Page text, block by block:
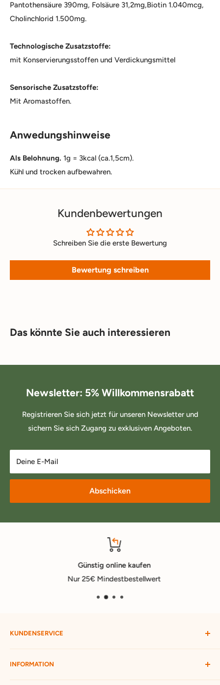
Pantothensäure 390mg, Folsäure 31,2mg,Biotin 1.040mcg,
Cholinchlorid 1.500mg.
Technologische Zusatzstoffe:
mit Konservierungsstoffen und Verdickungsmittel
Sensorische Zusatzstoffe:
Mit Aromastoffen.
Anwedungshinweise
Als Belohnung. 1g = 3kcal (ca.1,5cm).
Kühl und trocken aufbewahren.
Kundenbewertungen
Schreiben Sie die erste Bewertung
Bewertung schreiben
Das könnte Sie auch interessieren
Newsletter: 5% Willkommensrabatt
Registrieren Sie sich jetzt für unseren Newsletter und
sichern Sie sich Zugang zu exklusiven Angeboten.
Deine E-Mail
Abschicken
Günstig online kaufen
Nur 25€ Mindestbestellwert
KUNDENSERVICE
Mein Konto
Widerruf starten
Bestellung verfolgen
INFORMATION
Versandbedingungen